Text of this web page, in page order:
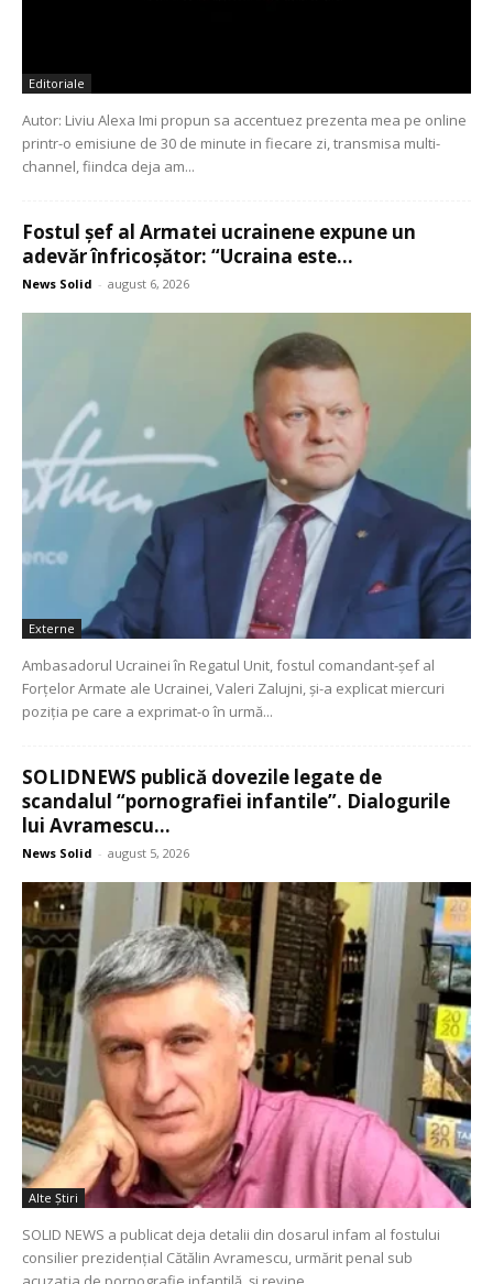
Editoriale
Autor: Liviu Alexa Imi propun sa accentuez prezenta mea pe online
printr-o emisiune de 30 de minute in fiecare zi, transmisa multi-
channel, fiindca deja am...
Fostul șef al Armatei ucrainene expune un
adevăr înfricoșător: “Ucraina este...
News Solid - august 6, 2026
Externe
Ambasadorul Ucrainei în Regatul Unit, fostul comandant-şef al
Forţelor Armate ale Ucrainei, Valeri Zalujni, şi-a explicat miercuri
poziţia pe care a exprimat-o în urmă...
SOLIDNEWS publică dovezile legate de
scandalul “pornografiei infantile”. Dialogurile
lui Avramescu...
News Solid - august 5, 2026
Alte Ştiri
SOLID NEWS a publicat deja detalii din dosarul infam al fostului
consilier prezidențial Cătălin Avramescu, urmărit penal sub